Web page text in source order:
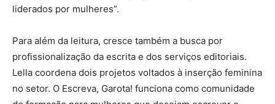
liderados por mulheres”.
Para além da leitura, cresce também a busca por
profissionalização da escrita e dos serviços editoriais.
Lella coordena dois projetos voltados à inserção feminina
no setor. O Escreva, Garota! funciona como comunidade